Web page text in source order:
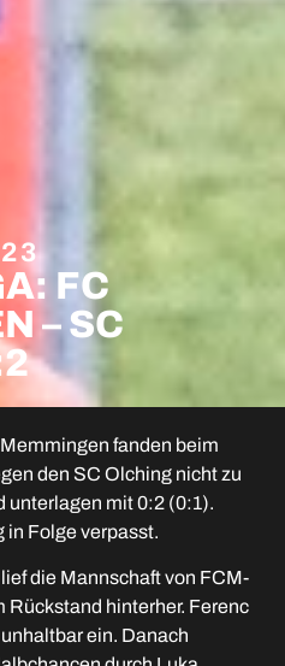
FC
– SC
fanden beim
den SC Olching nicht zu
unterlagen mit 0:2 (0:1).
in Folge verpasst.
die Mannschaft von FCM-
Rückstand hinterher. Ferenc
ein. Danach